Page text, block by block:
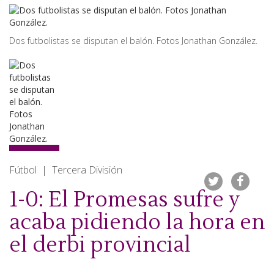
Dos futbolistas se disputan el balón. Fotos Jonathan González.
Fútbol | Tercera División
1-0: El Promesas sufre y
acaba pidiendo la hora en
el derbi provincial